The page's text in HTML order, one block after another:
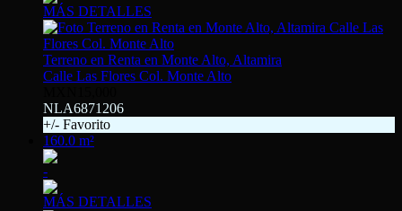
MÁS DETALLES
Terreno en Renta en Monte Alto, Altamira
Calle Las Flores Col. Monte Alto
NLA6871206
+/- Favorito
160.0 m²
-
MÁS DETALLES